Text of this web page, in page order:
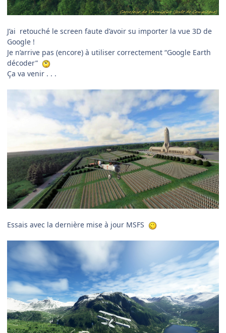
J’ai retouché le screen faute d’avoir su importer la vue 3D de
Google !
Je n’arrive pas (encore) à utiliser correctement “Google Earth
décoder”
Ça va venir . . .
Essais avec la dernière mise à jour MSFS